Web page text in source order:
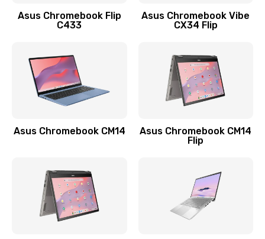
Заказать
Замена разъема зарядки (питания)
390 руб.
Замена разъёма наушников (гарнитуры)
Asus Chromebook Flip
C433
Asus Chromebook Vibe
CX34 Flip
Asus Chromebook CM14
Asus Chromebook CM14
Flip